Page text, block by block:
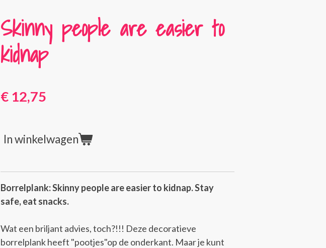
Skinny people are easier to
kidnap
€ 12,75
In winkelwagen
Borrelplank: Skinny people are easier to kidnap. Stay
safe, eat snacks.
Wat een briljant advies, toch?!!! Deze decoratieve
borrelplank heeft "pootjes"op de onderkant. Maar je kunt